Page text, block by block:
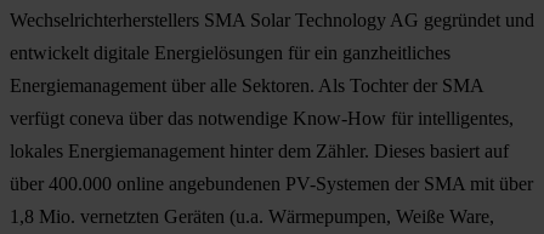
Wechselrichterherstellers SMA Solar Technology AG gegründet und
entwickelt digitale Energielösungen für ein ganzheitliches
Energiemanagement über alle Sektoren. Als Tochter der SMA
verfügt coneva über das notwendige Know-How für intelligentes,
lokales Energiemanagement hinter dem Zähler. Dieses basiert auf
über 400.000 online angebundenen PV-Systemen der SMA mit über
1,8 Mio. vernetzten Geräten (u.a. Wärmepumpen, Weiße Ware,